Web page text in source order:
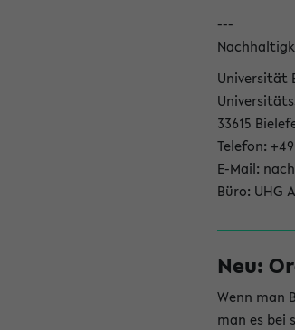
---
Universität
33615
Telefon:
E-Mail:
Büro: UHG
Neu:
Wenn man
man es bei